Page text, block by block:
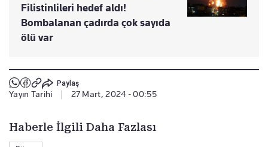
Filistinlileri hedef aldı!
Bombalanan çadırda çok sayıda
ölü var
Paylaş
Yayın Tarihi 27 Mart, 2024 - 00:55
Haberle İlgili Daha Fazlası